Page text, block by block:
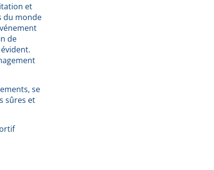
et
du monde
de
se
sûres et